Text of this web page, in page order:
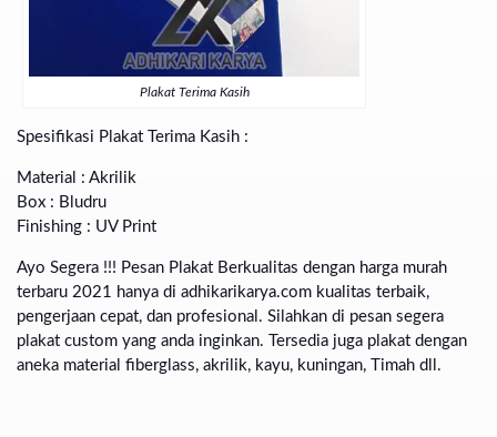
Plakat Terima Kasih
Spesifikasi Plakat Terima Kasih :
Material : Akrilik
Box : Bludru
Finishing : UV Print
Ayo Segera !!! Pesan Plakat Berkualitas dengan harga murah
terbaru 2021 hanya di adhikarikarya.com kualitas terbaik,
pengerjaan cepat, dan profesional. Silahkan di pesan segera
plakat custom yang anda inginkan. Tersedia juga plakat dengan
aneka material fiberglass, akrilik, kayu, kuningan, Timah dll.